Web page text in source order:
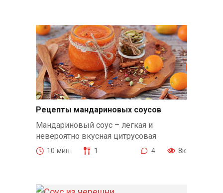
Рецепты мандариновых соусов
Мандариновый соус – легкая и
невероятно вкусная цитрусовая
10 мин. 1 4 8к.